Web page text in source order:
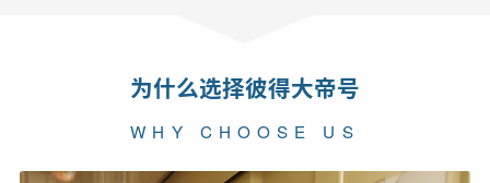
为什么选择彼得大帝号
WHY CHOOSE US